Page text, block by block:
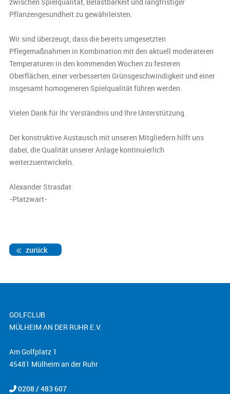
Pflanzengesundheit zu gewährleisten.
Wir sind überzeugt, dass die bereits umgesetzten
Pflegemaßnahmen in Kombination mit den aktuell moderateren
Temperaturen in den kommenden Wochen zu festeren
Oberflächen, einer verbesserten Grünsgeschwindigkeit und einer
insgesamt homogeneren Spielqualität führen werden.
Vielen Dank für Ihr Verständnis und Ihre Unterstützung.
Der konstruktive Austausch mit unseren Mitgliedern hilft uns
dabei, die Qualität unserer Anlage kontinuierlich
weiterzuentwickeln.
Alexander Strasdat
-Platzwart-
zurück
GOLFCLUB
MÜLHEIM AN DER RUHR E.V.
Am Golfplatz 1
45481 Mülheim an der Ruhr
0208 / 483 607